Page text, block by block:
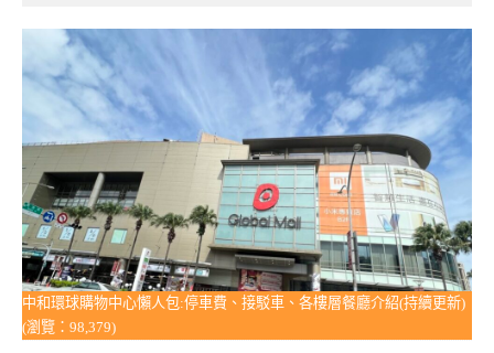
中和環球購物中心懶人包:停車費、接駁車、各樓層餐廳介紹(持續更新)
(瀏覽：98,379)